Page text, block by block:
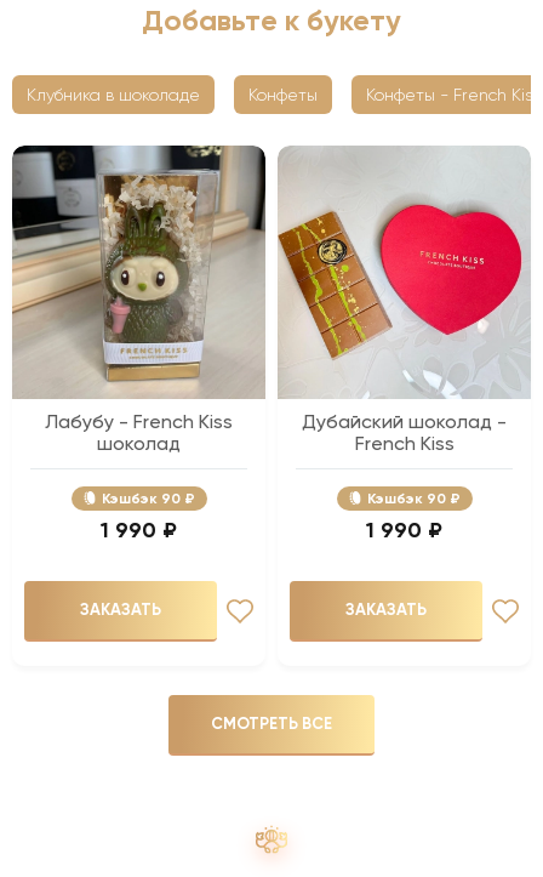
Добавьте к букету
Клубника в шоколаде Конфеты Конфеты - French Kiss
Лабубу - French Kiss
шоколад
Кэшбэк 90 ₽
1 990 ₽
ЗАКАЗАТЬ
Дубайский шоколад -
French Kiss
Кэшбэк 90 ₽
1 990 ₽
ЗАКАЗАТЬ
СМОТРЕТЬ ВСЕ